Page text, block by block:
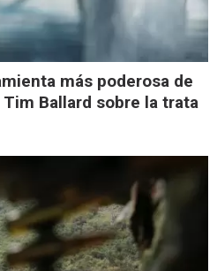
más poderosa de
Ballard sobre la trata